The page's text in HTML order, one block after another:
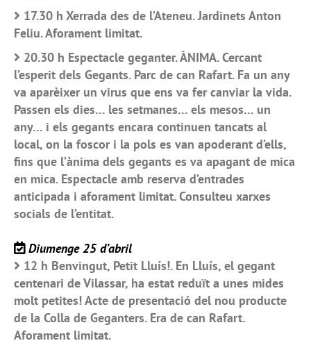
17.30 h Xerrada des de l’Ateneu. Jardinets Anton
Feliu. Aforament limitat.
20.30 h Espectacle geganter. ÀNIMA. Cercant
l’esperit dels Gegants. Parc de can Rafart. Fa un any
va aparèixer un virus que ens va fer canviar la vida.
Passen els dies… les setmanes… els mesos… un
any… i els gegants encara continuen tancats al
local, on la foscor i la pols es van apoderant d’ells,
fins que l’ànima dels gegants es va apagant de mica
en mica. Espectacle amb reserva d’entrades
anticipada i aforament limitat. Consulteu xarxes
socials de l’entitat.
Diumenge 25 d’abril
12 h Benvingut, Petit Lluís!. En Lluís, el gegant
centenari de Vilassar, ha estat reduït a unes mides
molt petites! Acte de presentació del nou producte
de la Colla de Geganters. Era de can Rafart.
Aforament limitat.